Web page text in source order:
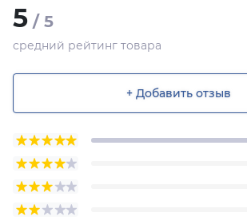
5 / 5
средний рейтинг товара
+ Добавить отзыв